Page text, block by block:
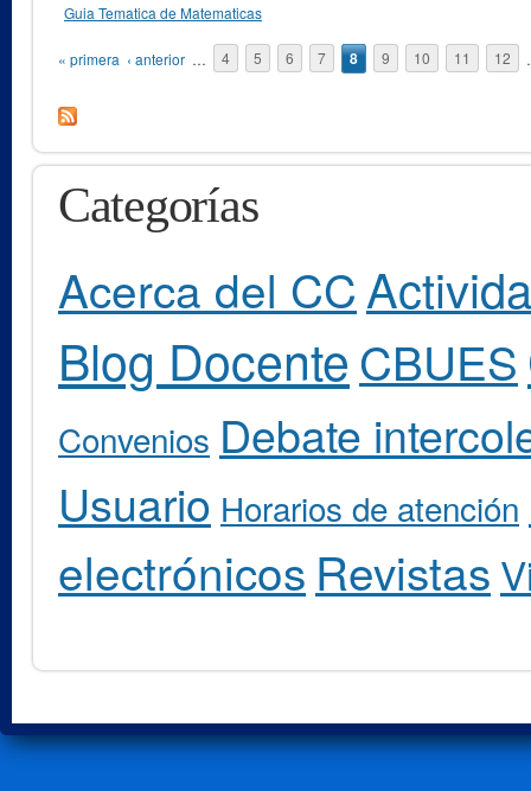
Guia Tematica de Matematicas
Páginas
« primera ‹ anterior … 4 5 6 7 8 9 10 11 12
Categorías
Acerca del CC
Blog Docente CBUES
Convenios Debate
Usuario Horarios de atención
electrónicos Revistas